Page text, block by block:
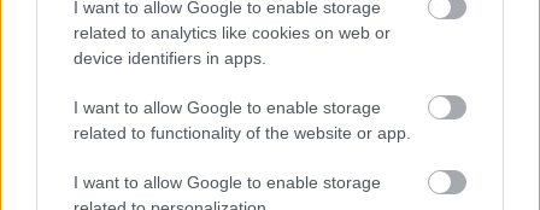
I want to allow Google to enable storage
related to analytics like cookies on web or
device identifiers in apps.
I want to allow Google to enable storage
related to functionality of the website or app.
I want to allow Google to enable storage
تتميز التربة المثالية لزراعة الخيار بهذه الخصائص: